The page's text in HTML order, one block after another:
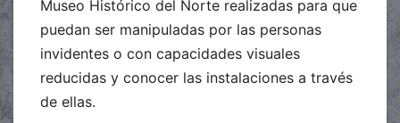
Museo Histórico del Norte realizadas para que
puedan ser manipuladas por las personas
invidentes o con capacidades visuales
reducidas y conocer las instalaciones a través
de ellas.